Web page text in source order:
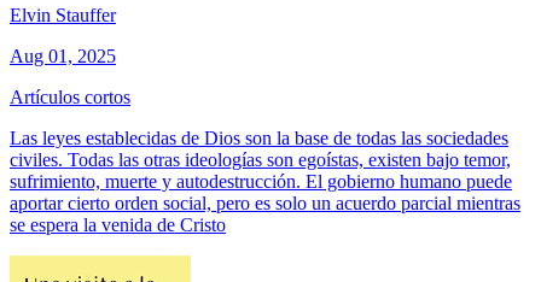
Elvin Stauffer
Aug 01, 2025
Artículos cortos
Las leyes establecidas de Dios son la base de todas las sociedades
civiles. Todas las otras ideologías son egoístas, existen bajo temor,
sufrimiento, muerte y autodestrucción. El gobierno humano puede
aportar cierto orden social, pero es solo un acuerdo parcial mientras
se espera la venida de Cristo